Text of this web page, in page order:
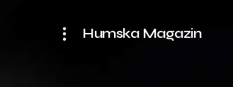
Humska Magazin